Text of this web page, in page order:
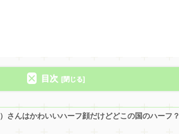
目次
さんはかわいいハーフ顔だけどどこの国のハーフ？